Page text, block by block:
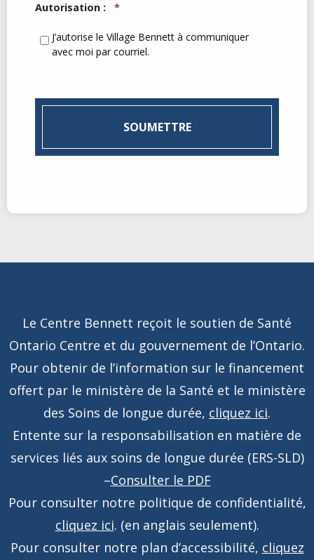
Autorisation : *
J’autorise le Village Bennett à communiquer
avec moi par courriel.
Le Centre Bennett reçoit le soutien de Santé
Ontario Centre et du gouvernement de l’Ontario.
Pour obtenir de l’information sur le financement
offert par le ministère de la Santé et le ministère
des Soins de longue durée, cliquez ici.
Entente sur la responsabilisation en matière de
services liés aux soins de longue durée (ERS-SLD)
–Consulter le PDF
Pour consulter notre politique de confidentialité,
cliquez ici. (en anglais seulement).
Pour consulter notre plan d’accessibilité, cliquez